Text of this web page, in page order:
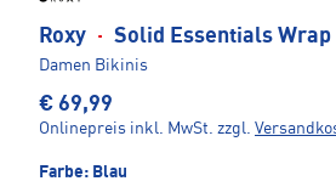
Roxy · Solid Essentials
Damen Bikinis
€ 69,99
Onlinepreis inkl. MwSt. zzgl.
Farbe: Blau